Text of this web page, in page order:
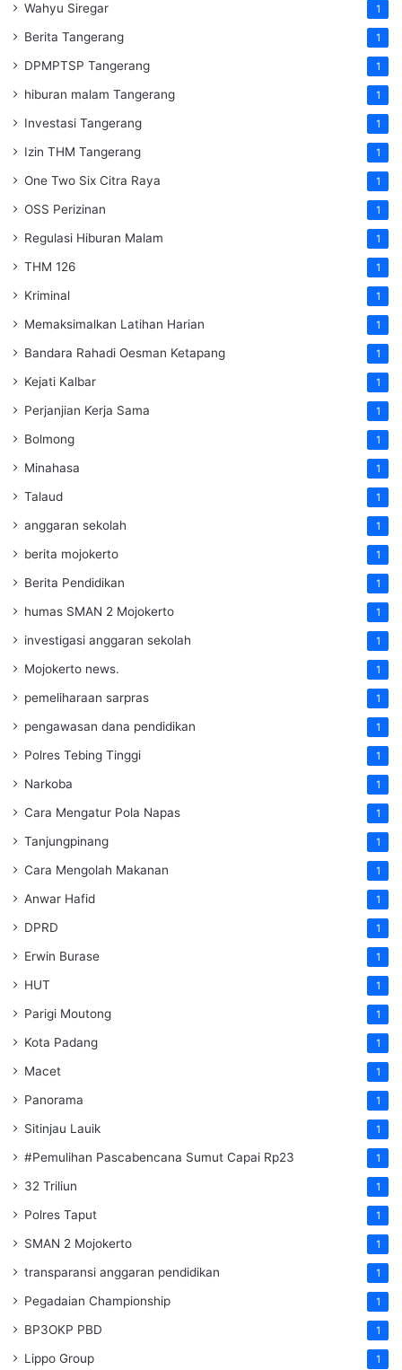
Wahyu Siregar 1
Berita Tangerang 1
DPMPTSP Tangerang 1
hiburan malam Tangerang 1
Investasi Tangerang 1
Izin THM Tangerang 1
One Two Six Citra Raya 1
OSS Perizinan 1
Regulasi Hiburan Malam 1
THM 126 1
Kriminal 1
Memaksimalkan Latihan Harian 1
Bandara Rahadi Oesman Ketapang 1
Kejati Kalbar 1
Perjanjian Kerja Sama 1
Bolmong 1
Minahasa 1
Talaud 1
anggaran sekolah 1
berita mojokerto 1
Berita Pendidikan 1
humas SMAN 2 Mojokerto 1
investigasi anggaran sekolah 1
Mojokerto news. 1
pemeliharaan sarpras 1
pengawasan dana pendidikan 1
Polres Tebing Tinggi 1
Narkoba 1
Cara Mengatur Pola Napas 1
Tanjungpinang 1
Cara Mengolah Makanan 1
Anwar Hafid 1
DPRD 1
Erwin Burase 1
HUT 1
Parigi Moutong 1
Kota Padang 1
Macet 1
Panorama 1
Sitinjau Lauik 1
#Pemulihan Pascabencana Sumut Capai Rp23 1
32 Triliun 1
Polres Taput 1
SMAN 2 Mojokerto 1
transparansi anggaran pendidikan 1
Pegadaian Championship 1
BP3OKP PBD 1
Lippo Group 1